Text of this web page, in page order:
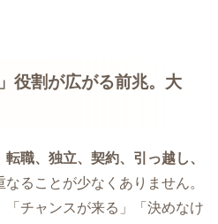
役割が広がる前兆。大
転職、独立、契約、引っ越し、
ることが少なくありません。
チャンスが来る」「決めなけ